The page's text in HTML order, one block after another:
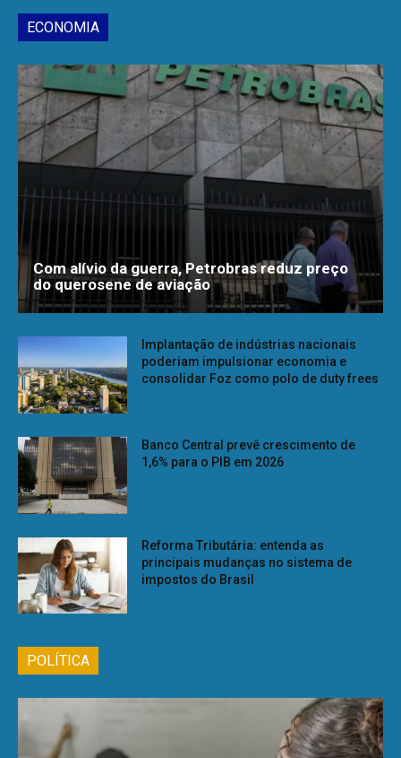
ECONOMIA
Com alívio da guerra, Petrobras reduz preço
do querosene de aviação
Implantação de indústrias nacionais
poderiam impulsionar economia e
consolidar Foz como polo de duty frees
Banco Central prevê crescimento de
1,6% para o PIB em 2026
Reforma Tributária: entenda as
principais mudanças no sistema de
impostos do Brasil
POLÍTICA